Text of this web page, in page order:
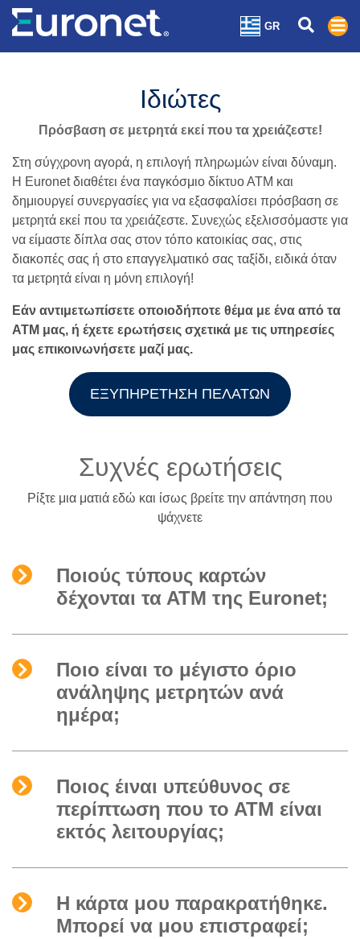
GR
Ιδιώτες
Πρόσβαση σε μετρητά εκεί που τα χρειάζεστε!
Στη σύγχρονη αγορά, η επιλογή πληρωμών είναι δύναμη.
Η Euronet διαθέτει ένα παγκόσμιο δίκτυο ΑΤΜ και
δημιουργεί συνεργασίες για να εξασφαλίσει πρόσβαση σε
μετρητά εκεί που τα χρειάζεστε. Συνεχώς εξελισσόμαστε για
να είμαστε δίπλα σας στον τόπο κατοικίας σας, στις
διακοπές σας ή στο επαγγελματικό σας ταξίδι, ειδικά όταν
τα μετρητά είναι η μόνη επιλογή!
Εάν αντιμετωπίσετε οποιοδήποτε θέμα με ένα από τα
ΑΤΜ μας, ή έχετε ερωτήσεις σχετικά με τις υπηρεσίες
μας επικοινωνήσετε μαζί μας.
ΕΞΥΠΗΡΕΤΗΣΗ ΠΕΛΑΤΩΝ
Συχνές ερωτήσεις
Ρίξτε μια ματιά εδώ και ίσως βρείτε την απάντηση που
ψάχνετε
Ποιούς τύπους καρτών
δέχονται τα ΑΤΜ της Euronet;
Ποιο είναι το μέγιστο όριο
ανάληψης μετρητών ανά
ημέρα;
Ποιος έιναι υπεύθυνος σε
περίπτωση που το ΑΤΜ είναι
εκτός λειτουργίας;
Η κάρτα μου παρακρατήθηκε.
Μπορεί να μου επιστραφεί;